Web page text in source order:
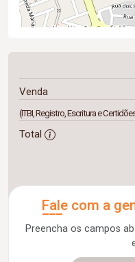
Venda
(ITBI, Registro, Escritura e
Total
Fale com a
Preencha os campos